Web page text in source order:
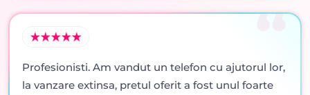
Profesionisti. Am vandut un telefon cu ajutorul lor,
la vanzare extinsa, pretul oferit a fost unul foarte